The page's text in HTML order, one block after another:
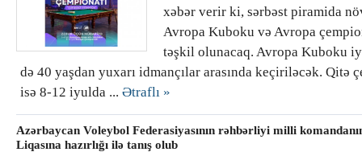
xəbər verir ki, sərbəst piramida
Avropa Kuboku və Avropa
təşkil olunacaq. Avropa Kuboku
də 40 yaşdan yuxarı idmançılar arasında keçiriləcək. Qitə
isə 8-12 iyulda ... Ətraflı »
Azərbaycan Voleybol Federasiyasının rəhbərliyi milli
Liqasına hazırlığı ilə tanış olub